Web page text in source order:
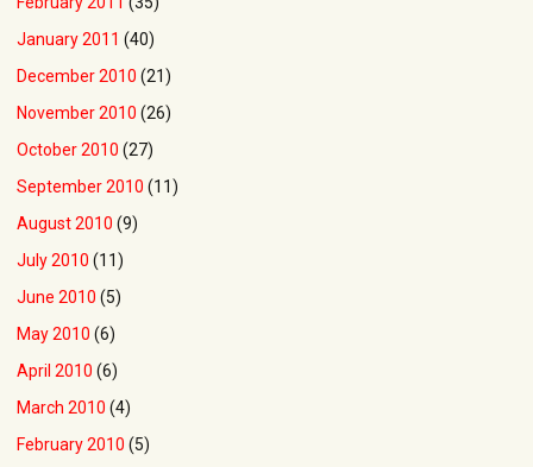
January 2011 (40)
December 2010 (21)
November 2010 (26)
October 2010 (27)
September 2010 (11)
August 2010 (9)
July 2010 (11)
June 2010 (5)
May 2010 (6)
April 2010 (6)
March 2010 (4)
February 2010 (5)